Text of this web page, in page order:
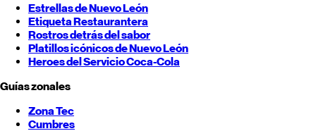
Estrellas deNuevo León
Etiqueta Restaurantera
Rostros detrás del sabor
Platillos icónicos deNuevo León
Heroes del Servicio Coca-Cola
Guías zonales
Zona Tec
Cumbres